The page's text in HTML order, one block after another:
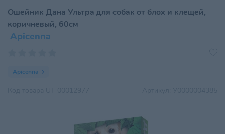
Ошейник Дана Ультра для собак от блох и клещей,
коричневый, 60см
Apicenna
Apicenna